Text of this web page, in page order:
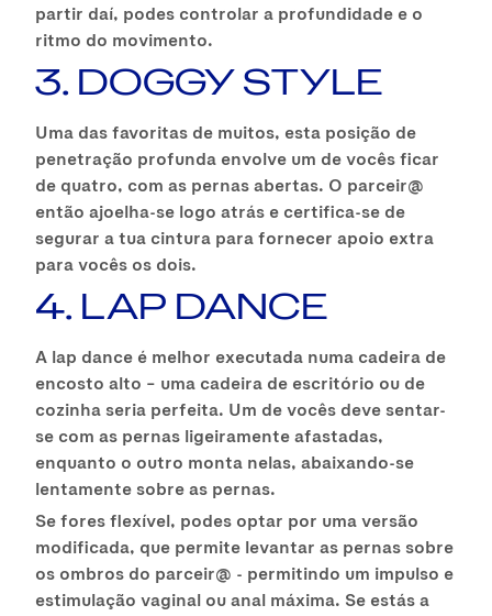
partir daí, podes controlar a profundidade e o
ritmo do movimento.
3. DOGGY STYLE
Uma das favoritas de muitos, esta posição de
penetração profunda envolve um de vocês ficar
de quatro, com as pernas abertas. O parceir@
então ajoelha-se logo atrás e certifica-se de
segurar a tua cintura para fornecer apoio extra
para vocês os dois.
4. LAP DANCE
A lap dance é melhor executada numa cadeira de
encosto alto – uma cadeira de escritório ou de
cozinha seria perfeita. Um de vocês deve sentar-
se com as pernas ligeiramente afastadas,
enquanto o outro monta nelas, abaixando-se
lentamente sobre as pernas.
Se fores flexível, podes optar por uma versão
modificada, que permite levantar as pernas sobre
os ombros do parceir@ - permitindo um impulso e
estimulação vaginal ou anal máxima. Se estás a